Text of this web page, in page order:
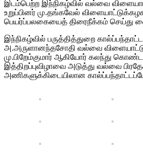
இடம்பெற்ற இந்நிகழ்வில் வல்வை
உறுப்பினர் மு.தங்கவேல்
பெயர்ப்பலகையைத் திரைநீக்கம் செய்து
இந்நிகழ்வில் பருத்தித்துறை
அ.அருளானந்தசோதி வல்வை
மு.பிறேம்குமார் ஆகியோர் கலந்து
இத்திறப்புவிழாவை அடுத்து வல்வை
அணிகளுக்கிடையிலான